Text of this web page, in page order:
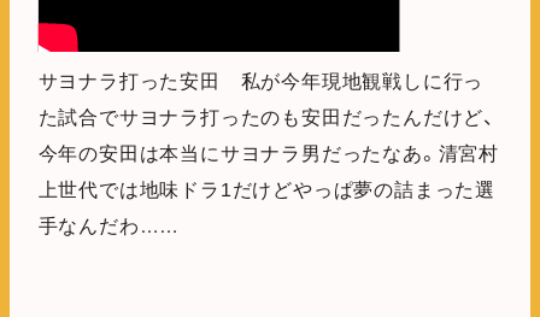
サヨナラ打った安田 私が今年現地観戦しに行っ
た試合でサヨナラ打ったのも安田だったんだけど、
今年の安田は本当にサヨナラ男だったなあ。清宮村
上世代では地味ドラ1だけどやっぱ夢の詰まった選
手なんだわ……